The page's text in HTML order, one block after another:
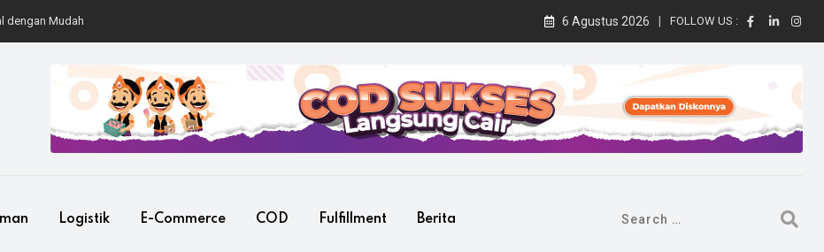
Mudah 6 Agustus 2026 FOLLOW US :
Logistik E-Commerce COD Fulfillment Berita